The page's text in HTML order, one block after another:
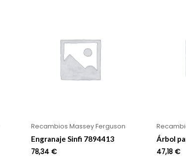
Recambios Massey Ferguson
Engranaje Sinfi 7894413
78,34€
Árbol
47,18 €